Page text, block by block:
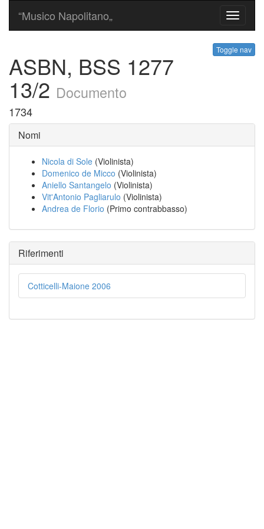
Toggle
“Musico Napolitano„
Toggle nav
ASBN, BSS 1277
13/2 Documento
1734
Nomi
Nicola di Sole (Violinista)
Domenico de Micco (Violinista)
Aniello Santangelo (Violinista)
Vit'Antonio Pagliarulo (Violinista)
Andrea de Florio (Primo contrabbasso)
Riferimenti
Cotticelli-Maione 2006